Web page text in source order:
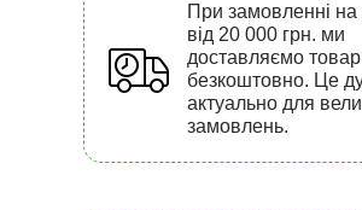
При замовленні на
від 20 000 грн. ми
доставляємо товар
безкоштовно. Це
актуально для
замовлень.